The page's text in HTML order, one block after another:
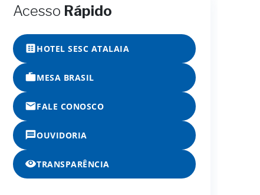
Acesso Rápido
HOTEL SESC ATALAIA
MESA BRASIL
FALE CONOSCO
OUVIDORIA
TRANSPARÊNCIA